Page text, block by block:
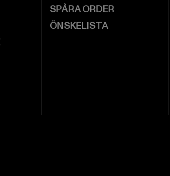
SPÅRA ORDER
ÖNSKELISTA